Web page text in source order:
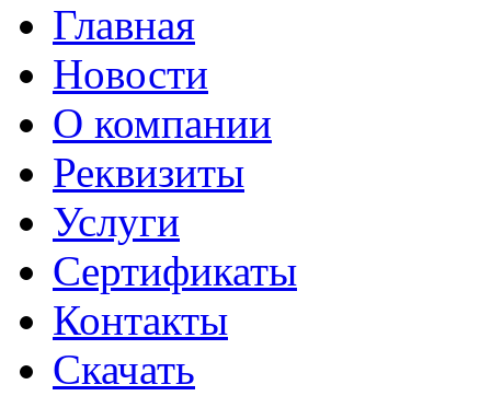
Главная
Новости
О компании
Реквизиты
Услуги
Сертификаты
Контакты
Скачать